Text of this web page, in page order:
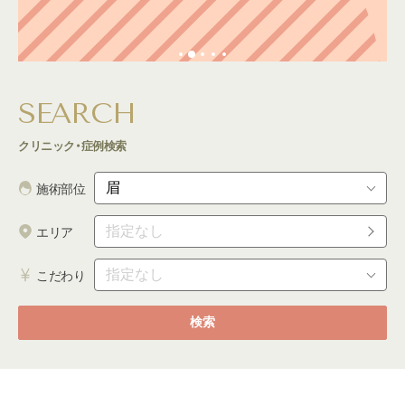
SEARCH
クリニック・症例検索
施術部位
エリア
こだわり
検索